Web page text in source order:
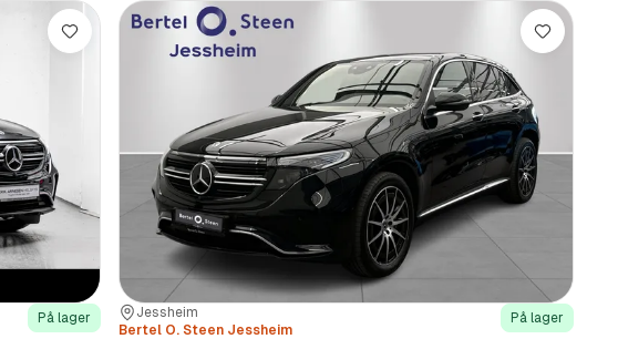
På lager
Lagre
Sted:Jessheim
Forhandler:
Bertel O. Steen Jessheim
På lager
Lagre